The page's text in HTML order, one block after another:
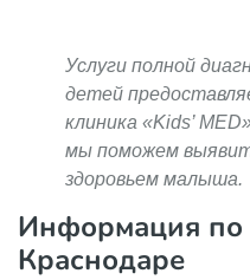
Услуги полной
детей
клиника «Kids’
мы поможем
здоровьем малыша.
Информация по
Краснодаре